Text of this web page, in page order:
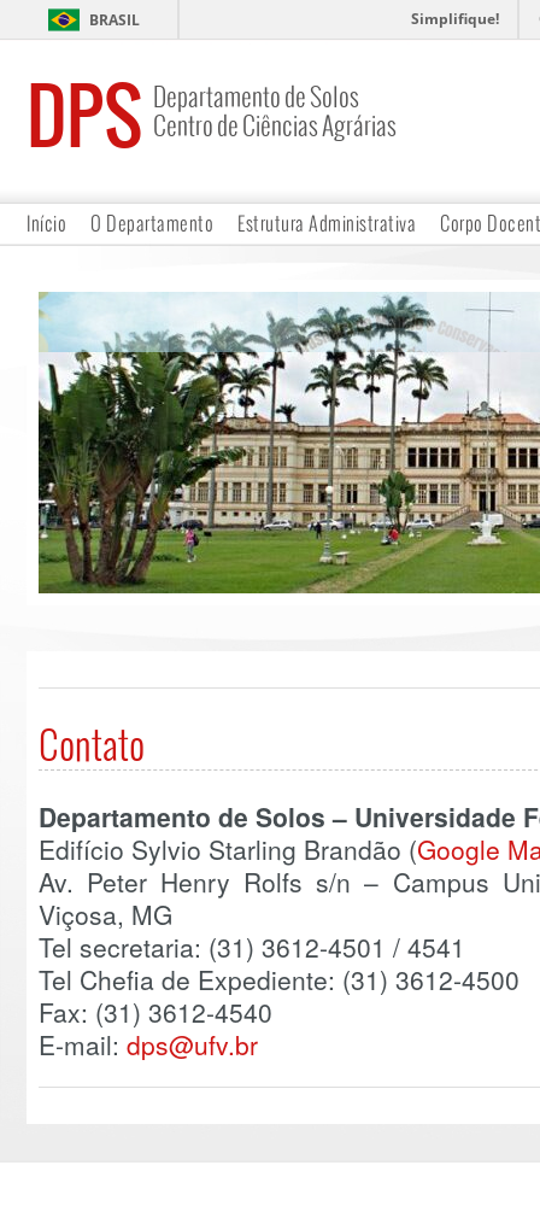
BRASIL Simplifique!
DPS Departamento de Solos
Centro de Ciências Agrárias
Início O Departamento Estrutura Administrativa Corpo
Contato
Departamento de Solos – Universidade
Edifício Sylvio Starling Brandão (Google
Av. Peter Henry Rolfs s/n – Campus
Viçosa, MG
Tel secretaria: (31) 3612-4501 / 4541
Tel Chefia de Expediente: (31) 3612-4500
Fax: (31) 3612-4540
E-mail: dps@ufv.br